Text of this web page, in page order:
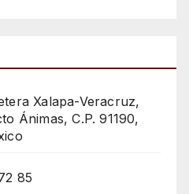
Xalapa-Veracruz,
Ánimas, C.P. 91190,
85